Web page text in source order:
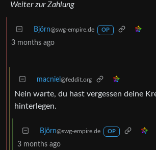
Weiter zur Zahlung
Björn@swg-empire.de OP
3 months ago
macniel @feddit.org
Nein warte, du hast vergessen deine
hinterlegen.
Björn@swg-empire.de OP
3 months ago